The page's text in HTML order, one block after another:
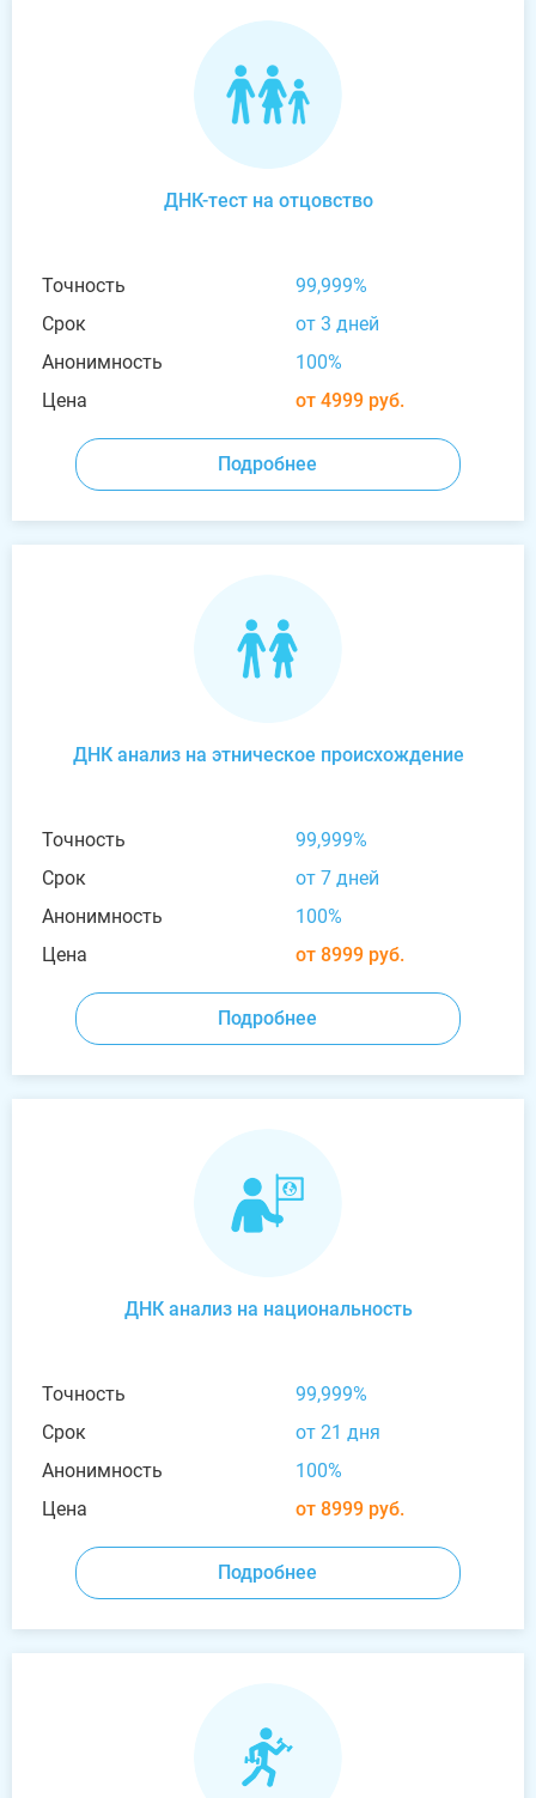
ДНК-тест на отцовство
Точность
99,999%
Срок
от 3 дней
Анонимность
100%
Цена
от 4999 руб.
Подробнее
ДНК анализ на этническое происхождение
Точность
99,999%
Срок
от 7 дней
Анонимность
100%
Цена
от 8999 руб.
Подробнее
ДНК анализ на национальность
Точность
99,999%
Срок
от 21 дня
Анонимность
100%
Цена
от 8999 руб.
Подробнее